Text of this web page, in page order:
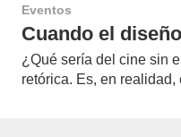
Eventos
Cuando el
¿Qué sería del cine sin
retórica. Es, en